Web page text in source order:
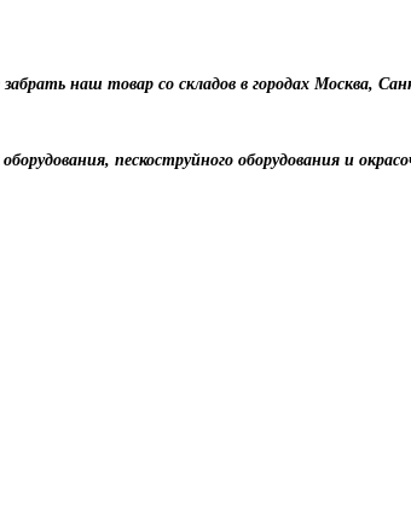
наш товар со складов в городах Москва,
пескоструйного оборудования и